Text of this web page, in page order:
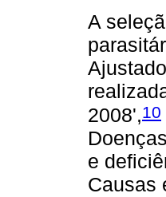
A
2008',10
e
Causas